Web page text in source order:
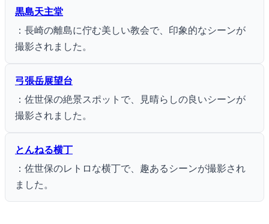
黒島天主堂
：長崎の離島に佇む美しい教会で、印象的なシーンが
撮影されました。
弓張岳展望台
：佐世保の絶景スポットで、見晴らしの良いシーンが
撮影されました。
とんねる横丁
：佐世保のレトロな横丁で、趣あるシーンが撮影され
ました。